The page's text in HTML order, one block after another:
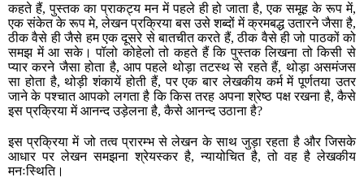
कहते हैं, पुस्तक का प्राकट्य मन में पहले ही हो जाता है, एक समूह के रूप में,
एक संकेत के रूप मे, लेखन प्रक्रिया बस उसे शब्दों में क्रमबद्ध उतारने जैसा है,
ठीक वैसे ही जैसे हम एक दूसरे से बातचीत करते हैं, ठीक वैसे ही जो पाठकों को
समझ में आ सके। पॉलो कोहेलो तो कहते हैं कि पुस्तक लिखना तो किसी से
प्यार करने जैसा होता है, आप पहले थोड़ा तटस्थ से रहते हैं, थोड़ा असमंजस
सा होता है, थोड़ी शंकायें होती हैं, पर एक बार लेखकीय कर्म में पूर्णतया उतर
जाने के पश्चात आपको लगता है कि किस तरह अपना श्रेष्ठ पक्ष रखना है, कैसे
इस प्रक्रिया में आनन्द उड़ेलना है, कैसे आनन्द उठाना है?
इस प्रक्रिया में जो तत्व प्रारम्भ से लेखन के साथ जुड़ा रहता है और जिसके
आधार पर लेखन समझना श्रेयस्कर है, न्यायोचित है, तो वह है लेखकीय
मनःस्थिति।